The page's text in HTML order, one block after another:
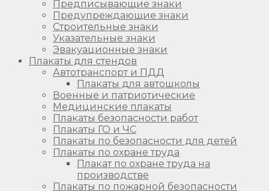
Предписывающие знаки
Предупреждающие знаки
Строительные знаки
Указательные знаки
Эвакуационные знаки
Плакаты для стендов
Автотранспорт и ПДД
Плакаты для автошколы
Военные и патриотические
Медицинские плакаты
Плакаты безопасности работ
Плакаты ГО и ЧС
Плакаты по безопасности для детей
Плакаты по охране труда
Плакат по охране труда на
производстве
Плакаты по пожарной безопасности